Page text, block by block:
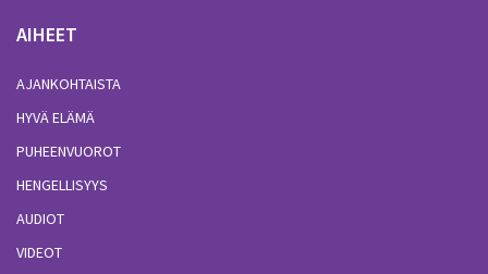
AIHEET
AJANKOHTAISTA
HYVÄ ELÄMÄ
PUHEENVUOROT
HENGELLISYYS
AUDIOT
VIDEOT